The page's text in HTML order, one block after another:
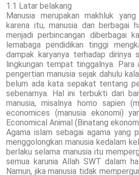
1.1 Latar belakang
Manusia merupakan makhluk
karena itu, manusia dan berbagai
menjadi perbincangan diberbagai
lemabaga pendidikan tinggi
dampak karyanya terhadap dirinya
lingkungan tempat tinggalnya. Para
pengertian manusia sejak dahulu
belum ada kata sepakat tentang
sebenarnya. Hal ini terbukti dari
manusia, misalnya homo sapien
economices (manusia ekonomi)
Economical Animal (Binatang
Agama islam sebagai agama yang
menggolongkan manusia kedalam
berlaku selama manusia itu
semua karunia Allah SWT dalam
Namun, jika manusia tidak